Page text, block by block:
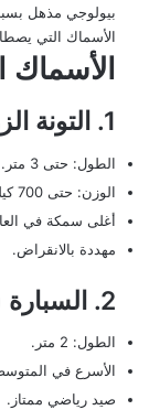
بيولوجي مذهل
الأسماك التي
الأسماك
1. التونة الزرقاء (Bluefin Tuna)
الطول: حتى 3 متر.
الوزن: حتى 700 كيلو.
أغلى سمكة في
مهددة بالانقراض.
2. السبارة (Wahoo)
الطول: 2 متر.
الأسرع في
صيد رياضي ممتاز.